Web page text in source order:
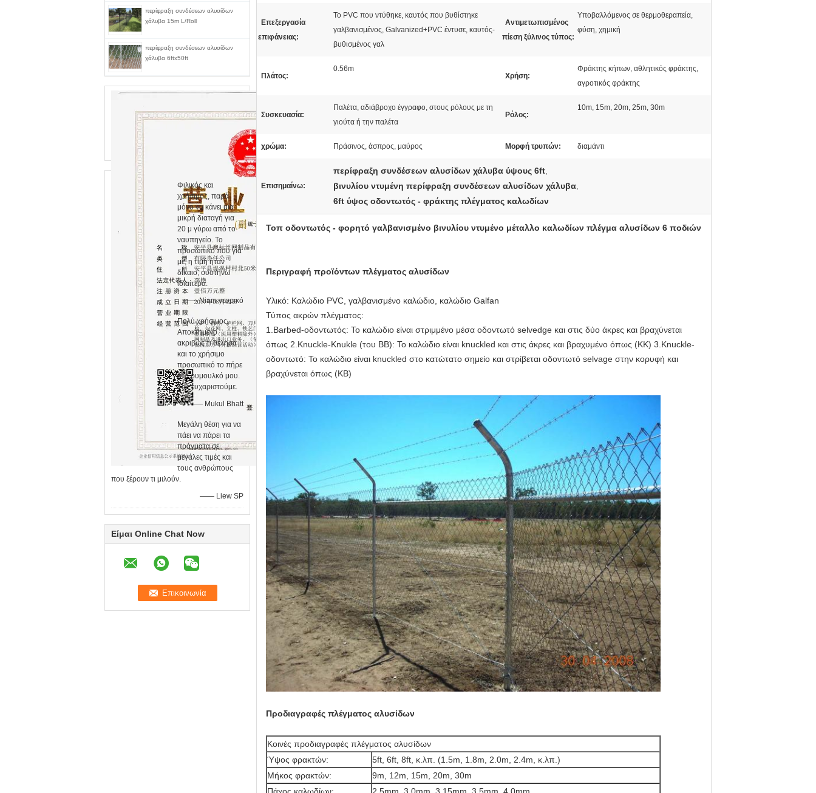
περίφραξη συνδέσεων αλυσίδων
χάλυβα 15m L/Roll
περίφραξη συνδέσεων αλυσίδων
χάλυβα 6ftx50ft
Φιλικός και
χρήσιμος, παρά
μόνο να κάνει μια
μικρή διαταγή για
20 μ γύρω από το
ναυπηγείο. Το
προσωπικό που για
με, η τιμή ήταν
δίκαιο, συστήνω
ιδιαίτερα.
—— Niam νευρικό
Πολύ χρήσιμος.
Αποκτημένο
ακριβώς τι θέλησα
και το χρήσιμο
προσωπικό το πήρε
στο ρυμουλκό μου.
Σας ευχαριστούμε.
—— Mukul Bhatt
Μεγάλη θέση για να
πάει να πάρει τα
πράγματα σε
μεγάλες τιμές και
τους ανθρώπους
που ξέρουν τι μιλούν.
—— Liew SP
Είμαι Online Chat Now
Επεξεργασία
επιφάνειας:
Το PVC που ντύθηκε, καυτός που βυθίστηκε
γαλβανισμένος, Galvanized+PVC έντυσε, καυτός-
βυθισμένος γαλ
Αντιμετωπισμένος
πίεση ξύλινος τύπος:
Υποβαλλόμενος σε θερμοθεραπεία,
φύση, χημική
Πλάτος:
0.56m
Χρήση:
Φράκτης κήπων, αθλητικός φράκτης,
αγροτικός φράκτης
Συσκευασία:
Παλέτα, αδιάβροχο έγγραφο, στους ρόλους με τη
γιούτα ή την παλέτα
Ρόλος:
10m, 15m, 20m, 25m, 30m
χρώμα: Πράσινος, άσπρος, μαύρος Μορφή τρυπών: διαμάντι
Επισημαίνω:
περίφραξη συνδέσεων αλυσίδων χάλυβα ύψους 6ft,
βινυλίου ντυμένη περίφραξη συνδέσεων αλυσίδων χάλυβα,
6ft ύψος οδοντωτός - φράκτης πλέγματος καλωδίων
Τοπ οδοντωτός - φορητό γαλβανισμένο βινυλίου ντυμένο μέταλλο καλωδίων πλέγμα αλυσίδων 6 ποδιών
Περιγραφή προϊόντων πλέγματος αλυσίδων
Υλικό: Καλώδιο PVC, γαλβανισμένο καλώδιο, καλώδιο Galfan
Τύπος ακρών πλέγματος:
1.Barbed-οδοντωτός: Το καλώδιο είναι στριμμένο μέσα οδοντωτό selvedge και στις δύο άκρες και βραχύνεται
όπως 2.Knuckle-Knukle (του BB): Το καλώδιο είναι knuckled και στις άκρες και βραχυμένο όπως (KK) 3.Knuckle-
οδοντωτό: Το καλώδιο είναι knuckled στο κατώτατο σημείο και στρίβεται οδοντωτό selvage στην κορυφή και
βραχύνεται όπως (KB)
Προδιαγραφές πλέγματος αλυσίδων
Κοινές προδιαγραφές πλέγματος αλυσίδων
Ύψος φρακτών:
5ft, 6ft, 8ft, κ.λπ. (1.5m, 1.8m, 2.0m, 2.4m, κ.λπ.)
Μήκος φρακτών:
9m, 12m, 15m, 20m, 30m